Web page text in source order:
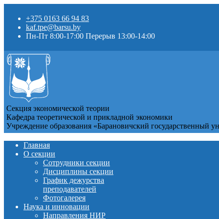
+375 0163 66 94 83
kaf.tpe@barsu.by
Пн-Пт 8:00-17:00 Перерыв 13:00-14:00
Секция экономической теории
Кафедра теоретической и прикладной экономики
Учреждение образования «Барановичский государственный
Главная
О секции
Сотрудники секции
Дисциплины секции
График дежурства
преподавателей
Фотогалерея
Наука и инновации
Направления НИР